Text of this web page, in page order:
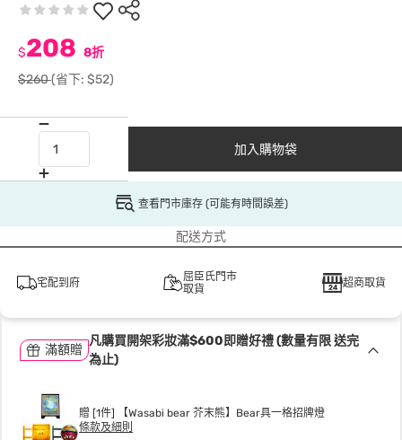
$208 8折
$260(省下: $52)
加入購物袋
查看門市庫存 (可能有時間誤差)
配送方式
宅配到府
屈臣氏門市
取貨
超商取貨
滿額贈
凡購買開架彩妝滿$600即贈好禮 (數量有限 送完
為止)
贈 [1件] 【Wasabi bear 芥末熊】Bear具一格招牌燈
條款及細則